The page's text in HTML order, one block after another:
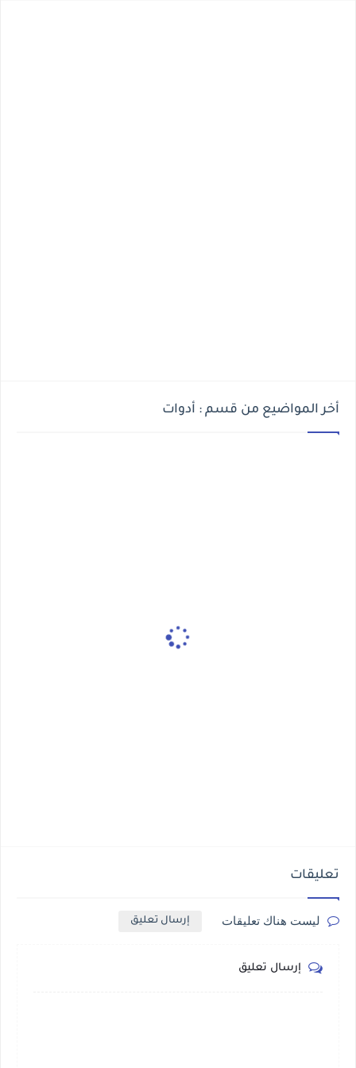
أخر المواضيع من قسم : أدوات
تعليقات
ليست هناك تعليقات إرسال تعليق
إرسال تعليق